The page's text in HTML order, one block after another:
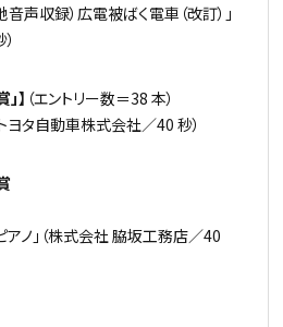
声収録）広電被ばく電車（改訂）」
】 （エントリー数＝38 本）
ヨタ自動車株式会社／40 秒）
アノ」（株式会社 脇坂工務店／40